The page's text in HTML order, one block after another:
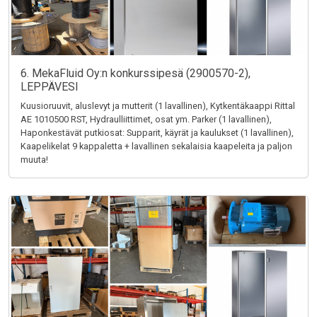
6. MekaFluid Oy:n konkurssipesä (2900570-2),
LEPPÄVESI
Kuusioruuvit, aluslevyt ja mutterit (1 lavallinen), Kytkentäkaappi Rittal
AE 1010500 RST, Hydraulliittimet, osat ym. Parker (1 lavallinen),
Haponkestävät putkiosat: Supparit, käyrät ja kaulukset (1 lavallinen),
Kaapelikelat 9 kappaletta + lavallinen sekalaisia kaapeleita ja paljon
muuta!